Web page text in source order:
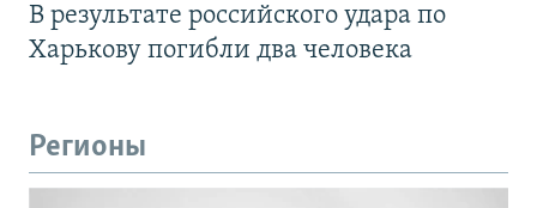
В результате российского удара по
Харькову погибли два человека
Регионы